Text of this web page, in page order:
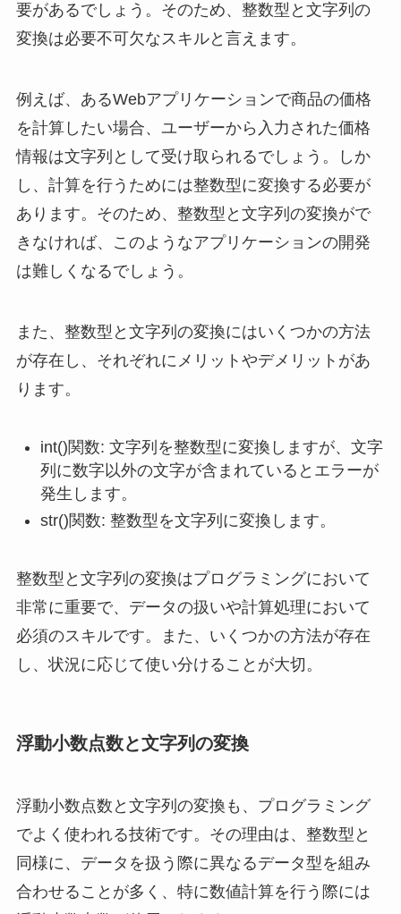
要があるでしょう。そのため、整数型と文字列の
変換は必要不可欠なスキルと言えます。
例えば、あるWebアプリケーションで商品の価格
を計算したい場合、ユーザーから入力された価格
情報は文字列として受け取られるでしょう。しか
し、計算を行うためには整数型に変換する必要が
あります。そのため、整数型と文字列の変換がで
きなければ、このようなアプリケーションの開発
は難しくなるでしょう。
また、整数型と文字列の変換にはいくつかの方法
が存在し、それぞれにメリットやデメリットがあ
ります。
int()関数: 文字列を整数型に変換しますが、文字
列に数字以外の文字が含まれているとエラーが
発生します。
str()関数: 整数型を文字列に変換します。
整数型と文字列の変換はプログラミングにおいて
非常に重要で、データの扱いや計算処理において
必須のスキルです。また、いくつかの方法が存在
し、状況に応じて使い分けることが大切。
浮動小数点数と文字列の変換
浮動小数点数と文字列の変換も、プログラミング
でよく使われる技術です。その理由は、整数型と
同様に、データを扱う際に異なるデータ型を組み
合わせることが多く、特に数値計算を行う際には